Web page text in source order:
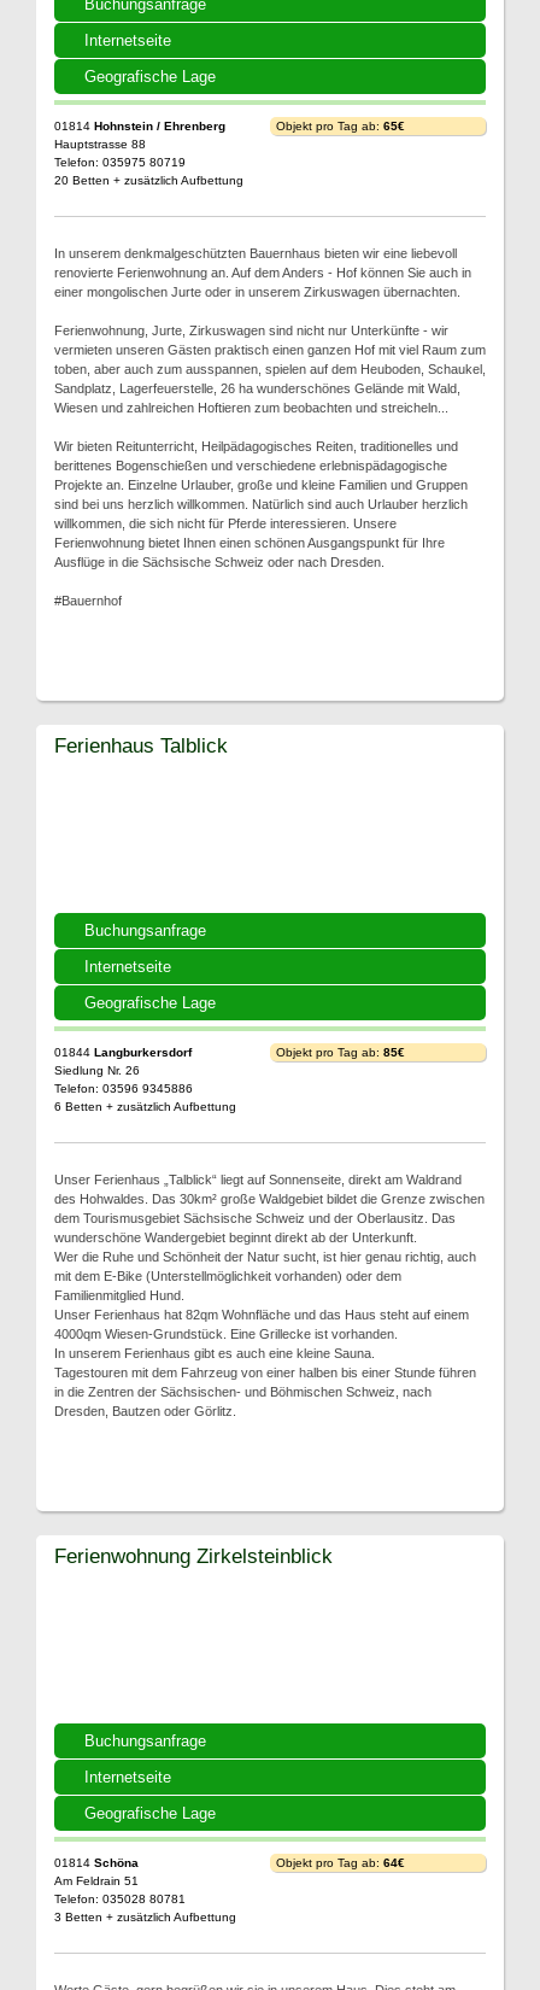
Buchungsanfrage
Internetseite
Geografische Lage
01814 Hohnstein / Ehrenberg
Hauptstrasse 88
Telefon: 035975 80719
20 Betten + zusätzlich Aufbettung
Objekt pro Tag ab: 65€
In unserem denkmalgeschützten Bauernhaus bieten wir eine liebevoll
renovierte Ferienwohnung an. Auf dem Anders - Hof können Sie auch in
einer mongolischen Jurte oder in unserem Zirkuswagen übernachten.
Ferienwohnung, Jurte, Zirkuswagen sind nicht nur Unterkünfte - wir
vermieten unseren Gästen praktisch einen ganzen Hof mit viel Raum zum
toben, aber auch zum ausspannen, spielen auf dem Heuboden, Schaukel,
Sandplatz, Lagerfeuerstelle, 26 ha wunderschönes Gelände mit Wald,
Wiesen und zahlreichen Hoftieren zum beobachten und streicheln...
Wir bieten Reitunterricht, Heilpädagogisches Reiten, traditionelles und
berittenes Bogenschießen und verschiedene erlebnispädagogische
Projekte an. Einzelne Urlauber, große und kleine Familien und Gruppen
sind bei uns herzlich willkommen. Natürlich sind auch Urlauber herzlich
willkommen, die sich nicht für Pferde interessieren. Unsere
Ferienwohnung bietet Ihnen einen schönen Ausgangspunkt für Ihre
Ausflüge in die Sächsische Schweiz oder nach Dresden.
#Bauernhof
Buchungsanfrage
Internetseite
Geografische Lage
Ferienhaus Talblick
01844 Langburkersdorf
Siedlung Nr. 26
Telefon: 03596 9345886
6 Betten + zusätzlich Aufbettung
Objekt pro Tag ab: 85€
Unser Ferienhaus „Talblick“ liegt auf Sonnenseite, direkt am Waldrand
des Hohwaldes. Das 30km² große Waldgebiet bildet die Grenze zwischen
dem Tourismusgebiet Sächsische Schweiz und der Oberlausitz. Das
wunderschöne Wandergebiet beginnt direkt ab der Unterkunft.
Wer die Ruhe und Schönheit der Natur sucht, ist hier genau richtig, auch
mit dem E-Bike (Unterstellmöglichkeit vorhanden) oder dem
Familienmitglied Hund.
Unser Ferienhaus hat 82qm Wohnfläche und das Haus steht auf einem
4000qm Wiesen-Grundstück. Eine Grillecke ist vorhanden.
In unserem Ferienhaus gibt es auch eine kleine Sauna.
Tagestouren mit dem Fahrzeug von einer halben bis einer Stunde führen
in die Zentren der Sächsischen- und Böhmischen Schweiz, nach
Dresden, Bautzen oder Görlitz.
Buchungsanfrage
Internetseite
Geografische Lage
Ferienwohnung Zirkelsteinblick
01814 Schöna
Am Feldrain 51
Telefon: 035028 80781
3 Betten + zusätzlich Aufbettung
Objekt pro Tag ab: 64€